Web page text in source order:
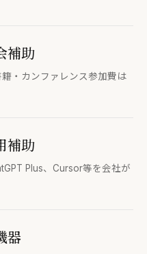
補助
・カンファレンス参加費は
補助
Plus、Cursor等を会社が
器